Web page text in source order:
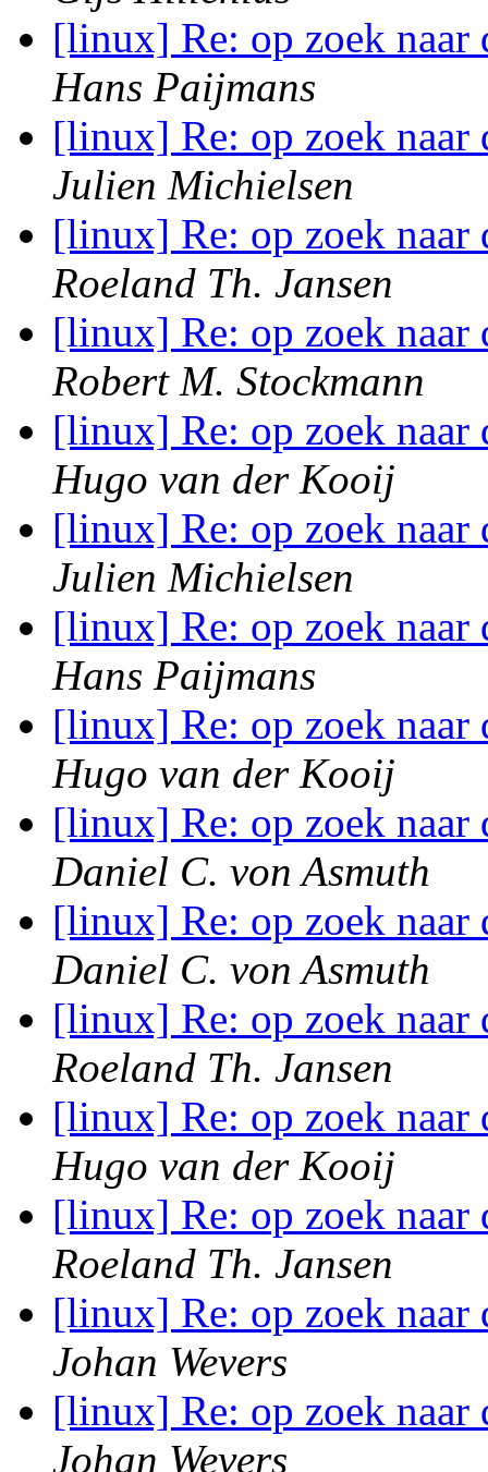
[linux] Re: op zoek
Hans Paijmans
[linux] Re: op zoek
Julien Michielsen
[linux] Re: op zoek
Roeland Th. Jansen
[linux] Re: op zoek
Robert M. Stockmann
[linux] Re: op zoek
Hugo van der Kooij
[linux] Re: op zoek
Julien Michielsen
[linux] Re: op zoek
Hans Paijmans
[linux] Re: op zoek
Hugo van der Kooij
[linux] Re: op zoek
Daniel C. von Asmuth
[linux] Re: op zoek
Daniel C. von Asmuth
[linux] Re: op zoek
Roeland Th. Jansen
[linux] Re: op zoek
Hugo van der Kooij
[linux] Re: op zoek
Roeland Th. Jansen
[linux] Re: op zoek
Johan Wevers
[linux] Re: op zoek
Johan Wevers